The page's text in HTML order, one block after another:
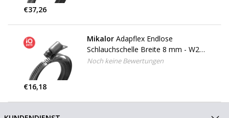
€37,26
Mikalor Adapflex Endlose
Schlauchschelle Breite 8 mm - W2 -
3 meter - 8 Gehäuse
Noch keine Bewertungen
€16,18